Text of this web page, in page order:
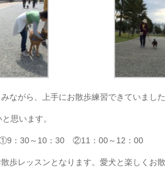
ながら、上手にお散歩練習できていました
思います。
：30～10：30 ②11：00～12：00
歩レッスンとなります。愛犬と楽しくお散